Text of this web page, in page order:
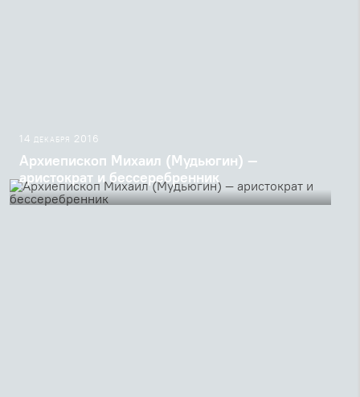
14 декабря 2016
Архиепископ Михаил (Мудьюгин) —
аристократ и бессеребренник